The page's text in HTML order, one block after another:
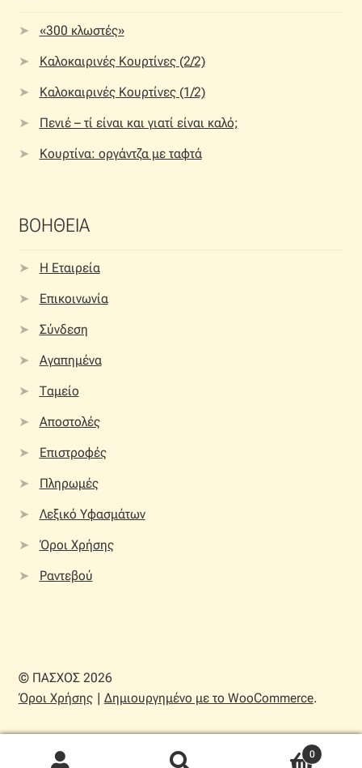
«300 κλωστές»
Καλοκαιρινές Κουρτίνες (2/2)
Καλοκαιρινές Κουρτίνες (1/2)
Πενιέ – τί είναι και γιατί είναι καλό;
Κουρτίνα: οργάντζα με ταφτά
ΒΟΗΘΕΙΑ
Η Εταιρεία
Επικοινωνία
Σύνδεση
Αγαπημένα
Ταμείο
Αποστολές
Επιστροφές
Πληρωμές
Λεξικό Υφασμάτων
Όροι Χρήσης
Ραντεβού
© ΠΑΣΧΟΣ 2026
Όροι Χρήσης
Δημιουργημένο με το WooCommerce.
0